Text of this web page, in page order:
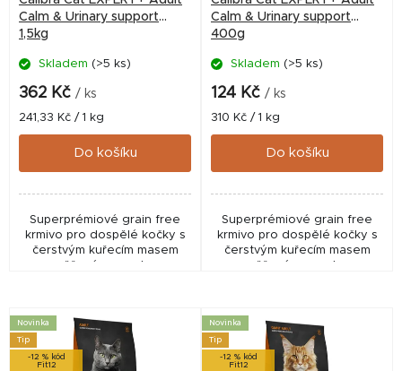
o
d
Calm & Urinary support
1,5kg
Skladem (>5 ks)
362 Kč / ks
Měrná
cena:
241,33 Kč / 1 kg
Do košíku
Superprémiové grain free
krmivo pro dospělé kočky s
čerstvým kuřecím masem
zaměřené na podporu
Calm & Urinary support
400g
Skladem (>5 ks)
124 Kč / ks
Měrná
cena:
310 Kč / 1 kg
Do košíku
Superprémiové grain free
krmivo pro dospělé kočky s
čerstvým kuřecím masem
zaměřené na podporu
Novinka
Tip
-12 % kód
Fit12
Novinka
Tip
-12 % kód
Fit12